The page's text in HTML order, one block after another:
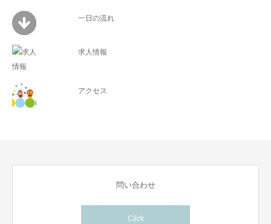
一日の流れ
求人情報
アクセス
問い合わせ
Click